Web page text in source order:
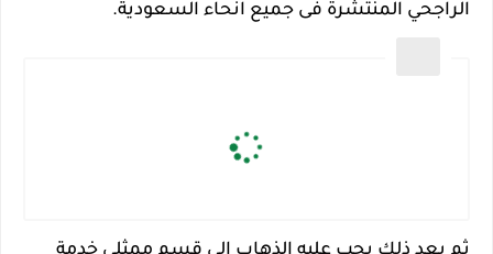
الراجحي المنتشرة فى جميع انحاء السعودية.